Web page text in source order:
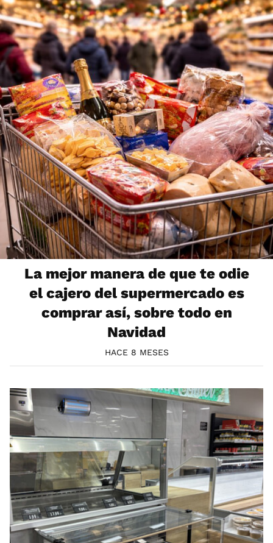
La mejor manera de que te odie
el cajero del supermercado es
comprar así, sobre todo en
Navidad
HACE 8 MESES